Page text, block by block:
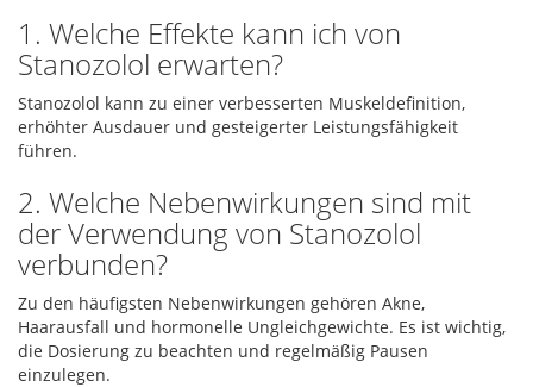
1. Welche Effekte kann ich von
Stanozolol erwarten?
Stanozolol kann zu einer verbesserten Muskeldefinition,
erhöhter Ausdauer und gesteigerter Leistungsfähigkeit
führen.
2. Welche Nebenwirkungen sind mit
der Verwendung von Stanozolol
verbunden?
Zu den häufigsten Nebenwirkungen gehören Akne,
Haarausfall und hormonelle Ungleichgewichte. Es ist wichtig,
die Dosierung zu beachten und regelmäßig Pausen
einzulegen.